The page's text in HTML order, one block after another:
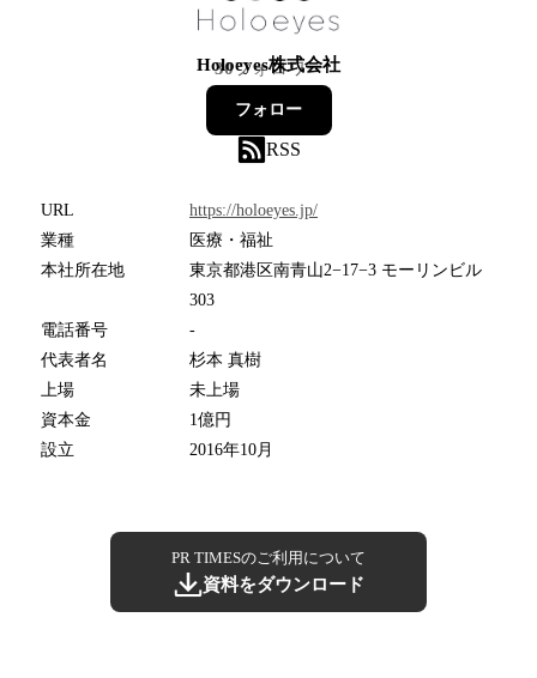
Holoeyes株式会社
30フォロワー
フォロー
RSS
URL
https://holoeyes.jp/
業種
医療・福祉
本社所在地
東京都港区南青山2−17−3 モーリンビル
303
電話番号
-
代表者名
杉本 真樹
上場
未上場
資本金
1億円
設立
2016年10月
PR TIMESのご利用について
資料をダウンロード